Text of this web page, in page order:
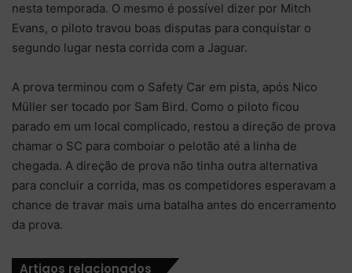
nesta temporada. O mesmo é possível dizer por Mitch
Evans, o piloto travou boas disputas para conquistar o
segundo lugar nesta corrida com a Jaguar.
A prova terminou com o Safety Car em pista, após Nico
Müller ser tocado por Sam Bird. Como o piloto ficou
parado em um local complicado, restou a direção de prova
chamar o SC para comboiar o pelotão até a linha de
chegada. A direção de prova não tinha outra alternativa
para concluir a corrida, mas os competidores esperavam a
chance de travar mais uma batalha antes do encerramento
da prova.
Artigos relacionados